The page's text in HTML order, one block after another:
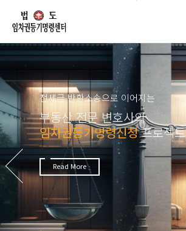
전세금 반환소송으로 이어지는
부동산 전문 변호사의
임차권등기명령신청프로젝트
Read More
Next